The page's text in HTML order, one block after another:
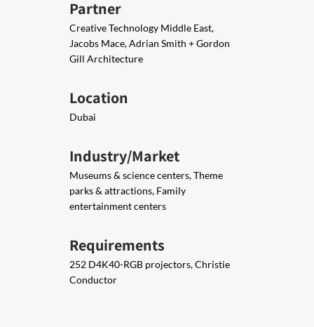
Partner
Creative Technology Middle East,
Jacobs Mace, Adrian Smith + Gordon
Gill Architecture
Location
Dubai
Industry/Market
Museums & science centers, Theme
parks & attractions, Family
entertainment centers
Requirements
252 D4K40-RGB projectors, Christie
Conductor